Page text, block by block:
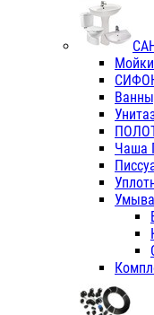
Мойки
Чаша